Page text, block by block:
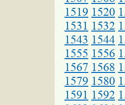
1519 1520
1531 1532
1543 1544
1555 1556
1567 1568
1579 1580
1591 1592